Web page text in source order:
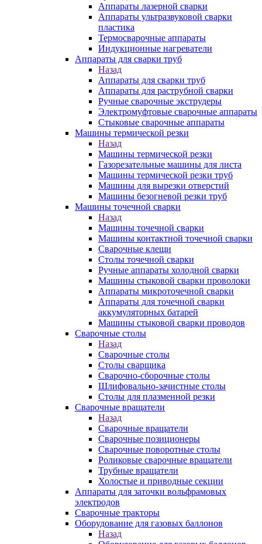
Аппараты лазерной сварки
Аппараты ультразвуковой сварки
пластика
Термосварочные аппараты
Индукционные нагреватели
Аппараты для сварки труб
Назад
Аппараты для сварки труб
Аппараты для раструбной сварки
Ручные сварочные экструдеры
Электромуфтовые сварочные аппараты
Стыковые сварочные аппараты
Машины термической резки
Назад
Машины термической резки
Газорезательные машины для листа
Машины термической резки труб
Машины для вырезки отверстий
Машины безогневой резки труб
Машины точечной сварки
Назад
Машины точечной сварки
Машины контактной точечной сварки
Сварочные клещи
Столы точечной сварки
Ручные аппараты холодной сварки
Машины стыковой сварки проволоки
Аппараты микроточечной сварки
Аппараты для точечной сварки
аккумуляторных батарей
Машины стыковой сварки проводов
Сварочные столы
Назад
Сварочные столы
Столы сварщика
Сварочно-сборочные столы
Шлифовально-зачистные столы
Столы для плазменной резки
Сварочные вращатели
Назад
Сварочные вращатели
Сварочные позиционеры
Сварочные поворотные столы
Роликовые сварочные вращатели
Трубные вращатели
Холостые и приводные секции
Аппараты для заточки вольфрамовых
электродов
Сварочные тракторы
Оборудование для газовых баллонов
Назад